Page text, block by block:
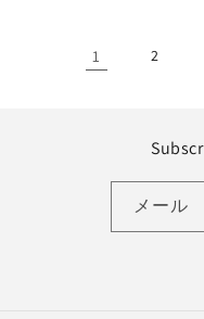
1 2
メール